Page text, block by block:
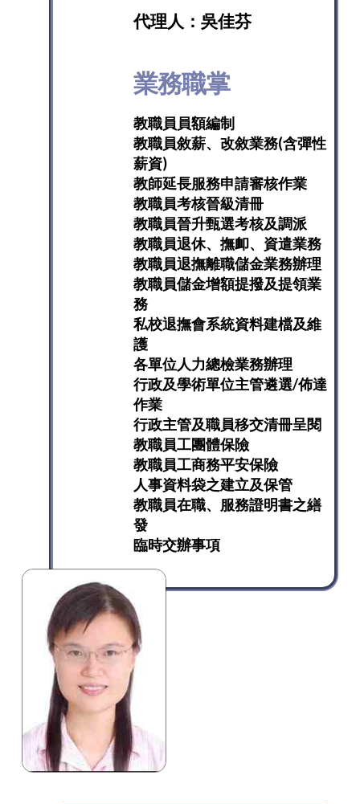
代理人：吳佳芬
業務職掌
教職員員額編制
教職員敘薪、改敘業務(含彈性
薪資)
教師延長服務申請審核作業
教職員考核晉級清冊
教職員晉升甄選考核及調派
教職員退休、撫卹、資遣業務
教職員退撫離職儲金業務辦理
教職員儲金增額提撥及提領業
務
私校退撫會系統資料建檔及維
護
各單位人力總檢業務辦理
行政及學術單位主管遴選/佈達
作業
行政主管及職員移交清冊呈閱
教職員工團體保險
教職員工商務平安保險
人事資料袋之建立及保管
教職員在職、服務證明書之繕
發
臨時交辦事項